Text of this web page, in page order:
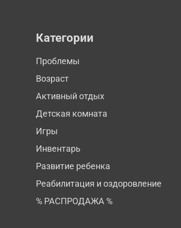
Категории
Проблемы
Возраст
Активный отдых
Детская комната
Игры
Инвентарь
Развитие ребенка
Реабилитация и оздоровление
% РАСПРОДАЖА %